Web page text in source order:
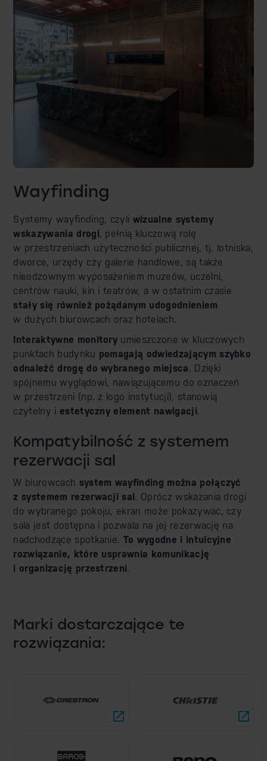
Wayfinding
Systemy wayfinding, czyli wizualne systemy
wskazywania drogi, pełnią kluczową rolę
w przestrzeniach użyteczności publicznej, tj. lotniska,
dworce, urzędy czy galerie handlowe, są także
nieodzownym wyposażeniem muzeów, uczelni,
centrów nauki, kin i teatrów, a w ostatnim czasie
stały się również pożądanym udogodnieniem
w dużych biurowcach oraz hotelach.
Interaktywne monitory umieszczone w kluczowych
punktach budynku pomagają odwiedzającym szybko
odnaleźć drogę do wybranego miejsca. Dzięki
spójnemu wyglądowi, nawiązującemu do oznaczeń
w przestrzeni (np. z logo instytucji), stanowią
czytelny i estetyczny element nawigacji.
Kompatybilność z systemem
rezerwacji sal
W biurowcach system wayfinding można połączyć
z systemem rezerwacji sal. Oprócz wskazania drogi
do wybranego pokoju, ekran może pokazywać, czy
sala jest dostępna i pozwala na jej rezerwację na
nadchodzące spotkanie. To wygodne i intuicyjne
rozwiązanie, które usprawnia komunikację
i organizację przestrzeni.
Marki dostarczające te
rozwiązania: